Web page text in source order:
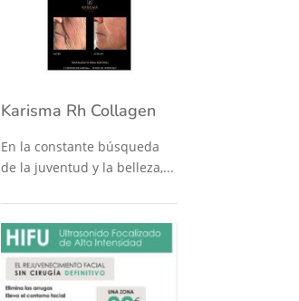
Karisma Rh Collagen
En la constante búsqueda
de la juventud y la belleza,...